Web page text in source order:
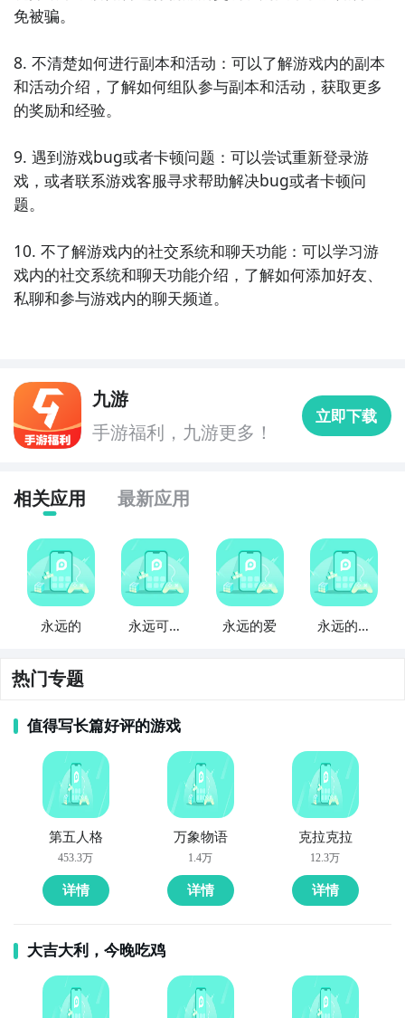
免被骗。
8. 不清楚如何进行副本和活动：可以了解游戏内的副本
和活动介绍，了解如何组队参与副本和活动，获取更多
的奖励和经验。
9. 遇到游戏bug或者卡顿问题：可以尝试重新登录游
戏，或者联系游戏客服寻求帮助解决bug或者卡顿问
题。
10. 不了解游戏内的社交系统和聊天功能：可以学习游
戏内的社交系统和聊天功能介绍，了解如何添加好友、
私聊和参与游戏内的聊天频道。
九游
手游福利，九游更多！
立即下载
相关应用 最新应用
永远的
永远可爱
永远的爱
永远的美
热门专题
值得写长篇好评的游戏
第五人格
453.3万
详情
万象物语
1.4万
详情
克拉克拉
12.3万
详情
大吉大利，今晚吃鸡